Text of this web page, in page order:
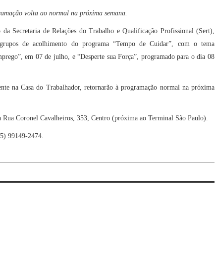
volta ao normal na próxima semana.
Secretaria de Relações do Trabalho e Qualificação Profissional (Sert),
de acolhimento do programa “Tempo de Cuidar”, com o tema
em 07 de julho, e “Desperte suaForça” programado para o dia 08
na Casa do Trabalhador, retornarão à programação normal na próxima
Rua Coronel Cavalheiros, 353, Centro (próxima ao Terminal São Paulo).
99149-2474.